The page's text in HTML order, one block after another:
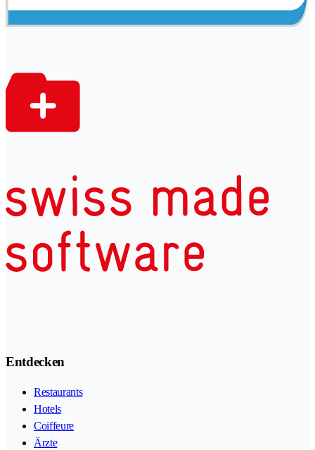
Entdecken
Restaurants
Hotels
Coiffeure
Ärzte